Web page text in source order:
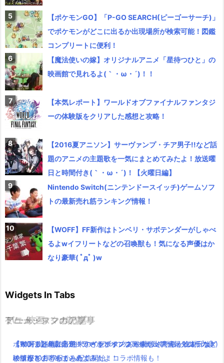
【ポケモンGO】「P-GO SEARCH(ピーゴーサーチ)」
でポケモンがどこに出るか出現場所が検索可能！図鑑
コンプリートに便利！
【魔法使いの嫁】オリジナルアニメ「星待つひと」の
映画館で見れるよ(｀・ω・´)！！
【本気レポート】ワールドオブファイナルファンタジ
ーの体験版をクリアした感想と攻略！
【2016夏アニソン】サーヴァンプ・チア男子!!など話
題のアニメの主題歌を一気にまとめてみたよ！放送曜
日と時間付き(｀・ω・´)！【火曜日編】
Nintendo Switch(ニンテンドースイッチ)ゲームソフ
トの最新売れ筋ランキング情報！
【WOFF】FF新作はトンベリ・サボテンダーがしゃべ
るよwイフリートなどの召喚獣も！気になる声優はか
なり豪華( ﾟдﾟ )w
Widgets In Tabs
TV・映画
ポインコ各地に出現！うさぎポインコ画像や出現情報・コラボグ
ッツなどの噂をまとめてみたよ！
ゲーム・スマホアプリ
【WOFF】今月発売！ワールドオブファイナルファンタジーの体
験版が10月17日から配信開始！コラボ情報も！
アニメ・マンガの記事
【10月放送開始】終末のイゼッタのあらすじ・声優・放送日など
の情報をまとめてみたよ！
ミュージックの記事
【動画まとめ】月9ドラマ”ラブソング”の藤原さくらが逸材( ﾟдﾟ )
イイ声！！